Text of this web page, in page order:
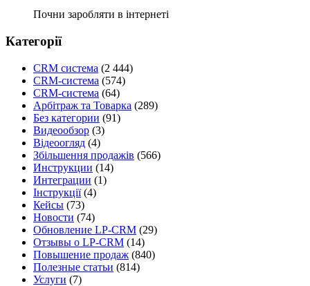
Почни заробляти в інтернеті
Категорії
CRM система (2 444)
CRM-система (574)
CRM-система (64)
Арбітраж та Товарка (289)
Без категории (91)
Видеообзор (3)
Відеоогляд (4)
Збільшення продажів (566)
Инструкции (14)
Интеграции (1)
Інструкції(4)
Кейсы (73)
Новости (74)
Обновление LP-CRM (29)
Отзывы о LP-CRM (14)
Повышение продаж (840)
Полезные статьи (814)
Услуги (7)